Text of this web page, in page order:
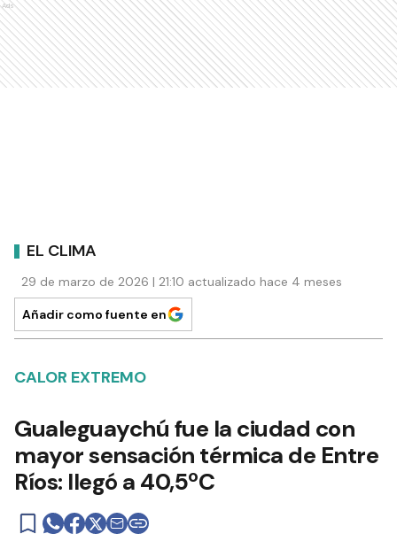
Ads
EL CLIMA
29 de marzo de 2026 | 21:10 actualizado hace 4 meses
Añadir como fuente en
CALOR EXTREMO
Gualeguaychú fue la ciudad con
mayor sensación térmica de Entre
Ríos: llegó a 40,5ºC